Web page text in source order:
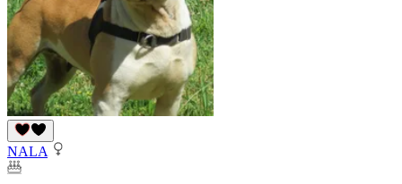
NALA